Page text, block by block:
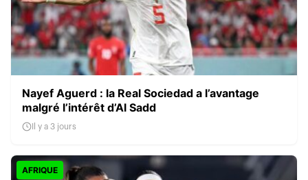
Nayef Aguerd : la Real Sociedad a l’avantage
malgré l’intérêt d’Al Sadd
Il y a 3 jours
AFRIQUE